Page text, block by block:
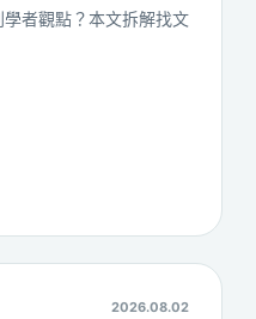
者觀點？本文拆解找文
2026.08.02